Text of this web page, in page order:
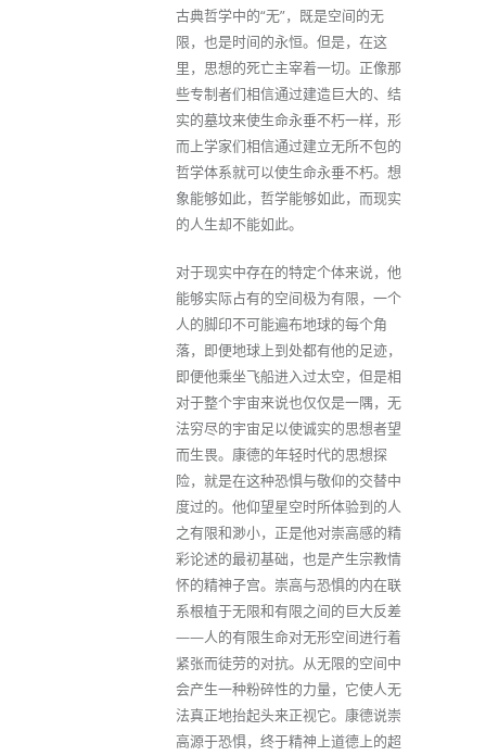
古典哲学中的“无”，既是空间的无
限，也是时间的永恒。但是，在这
里，思想的死亡主宰着一切。正像那
些专制者们相信通过建造巨大的、结
实的墓坟来使生命永垂不朽一样，形
而上学家们相信通过建立无所不包的
哲学体系就可以使生命永垂不朽。想
象能够如此，哲学能够如此，而现实
的人生却不能如此。
对于现实中存在的特定个体来说，他
能够实际占有的空间极为有限，一个
人的脚印不可能遍布地球的每个角
落，即便地球上到处都有他的足迹，
即便他乘坐飞船进入过太空，但是相
对于整个宇宙来说也仅仅是一隅，无
法穷尽的宇宙足以使诚实的思想者望
而生畏。康德的年轻时代的思想探
险，就是在这种恐惧与敬仰的交替中
度过的。他仰望星空时所体验到的人
之有限和渺小，正是他对崇高感的精
彩论述的最初基础，也是产生宗教情
怀的精神子宫。崇高与恐惧的内在联
系根植于无限和有限之间的巨大反差
——人的有限生命对无形空间进行着
紧张而徒劳的对抗。从无限的空间中
会产生一种粉碎性的力量，它使人无
法真正地抬起头来正视它。康德说崇
高源于恐惧，终于精神上道德上的超